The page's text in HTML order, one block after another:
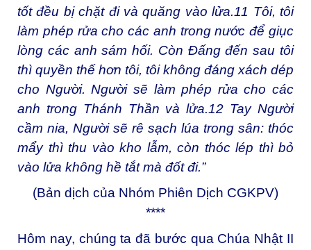
tốt đều bị chặt đi và quăng vào lửa.11 Tôi, tôi
làm phép rửa cho các anh trong nước để giục
lòng các anh sám hối. Còn Đấng đến sau tôi
thì quyền thế hơn tôi, tôi không đáng xách dép
cho Người. Người sẽ làm phép rửa cho các
anh trong Thánh Thần và lửa.12 Tay Người
cầm nia, Người sẽ rê sạch lúa trong sân: thóc
mẩy thì thu vào kho lẫm, còn thóc lép thì bỏ
vào lửa không hề tắt mà đốt đi.”
(Bản dịch của Nhóm Phiên Dịch CGKPV)
****
Hôm nay, chúng ta đã bước qua Chúa Nhật II